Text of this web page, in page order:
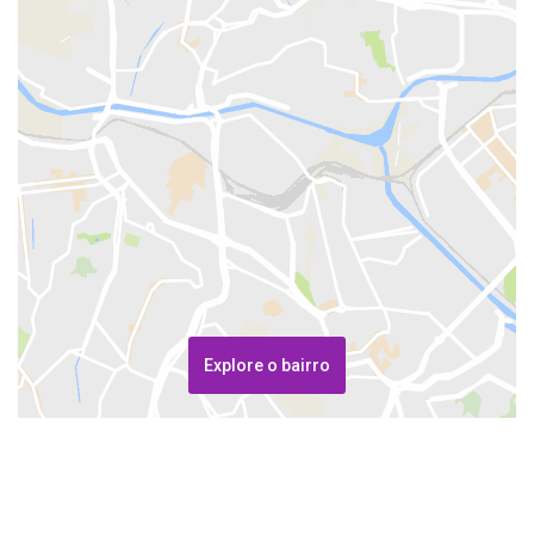
Explore o bairro